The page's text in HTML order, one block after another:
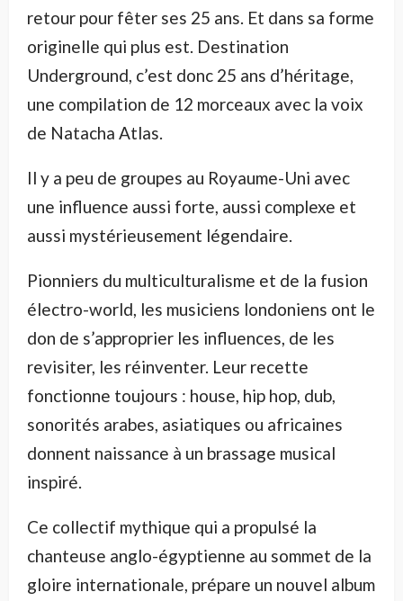
retour pour fêter ses 25 ans. Et dans sa forme
originelle qui plus est. Destination
Underground, c’est donc 25 ans d’héritage,
une compilation de 12 morceaux avec la voix
de Natacha Atlas.
Il y a peu de groupes au Royaume-Uni avec
une influence aussi forte, aussi complexe et
aussi mystérieusement légendaire.
Pionniers du multiculturalisme et de la fusion
électro-world, les musiciens londoniens ont le
don de s’approprier les influences, de les
revisiter, les réinventer. Leur recette
fonctionne toujours : house, hip hop, dub,
sonorités arabes, asiatiques ou africaines
donnent naissance à un brassage musical
inspiré.
Ce collectif mythique qui a propulsé la
chanteuse anglo-égyptienne au sommet de la
gloire internationale, prépare un nouvel album